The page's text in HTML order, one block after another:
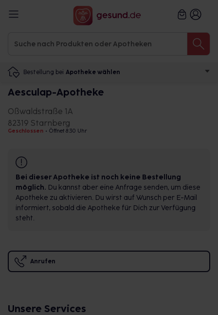
Bestellung bei Apotheke wählen
Aesculap-Apotheke
Oßwaldstraße 1A
82319 Starnberg
Geschlossen • Öffnet 8:30 Uhr
Bei dieser Apotheke ist noch keine Bestellung
möglich. Du kannst aber eine Anfrage senden, um diese
Apotheke zu aktivieren. Du wirst auf Wunsch per E-Mail
informiert, sobald die Apotheke für Dich zur Verfügung
steht.
Anrufen
Unsere Services